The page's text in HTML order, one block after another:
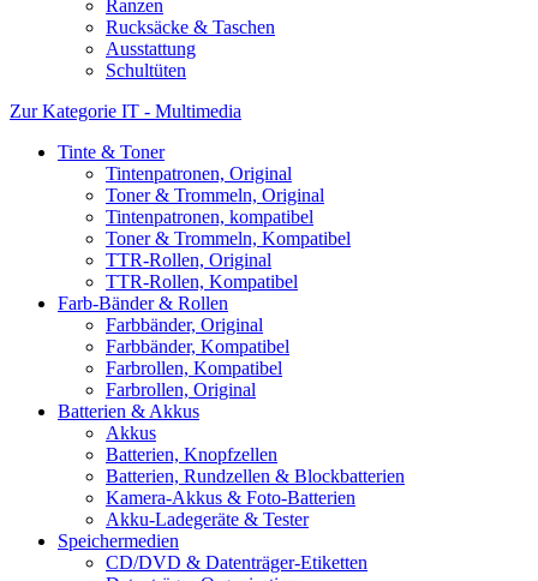
Ranzen
Rucksäcke & Taschen
Ausstattung
Schultüten
Zur Kategorie IT - Multimedia
Tinte & Toner
Tintenpatronen, Original
Toner & Trommeln, Original
Tintenpatronen, kompatibel
Toner & Trommeln, Kompatibel
TTR-Rollen, Original
TTR-Rollen, Kompatibel
Farb-Bänder & Rollen
Farbbänder, Original
Farbbänder, Kompatibel
Farbrollen, Kompatibel
Farbrollen, Original
Batterien & Akkus
Akkus
Batterien, Knopfzellen
Batterien, Rundzellen & Blockbatterien
Kamera-Akkus & Foto-Batterien
Akku-Ladegeräte & Tester
Speichermedien
CD/DVD & Datenträger-Etiketten